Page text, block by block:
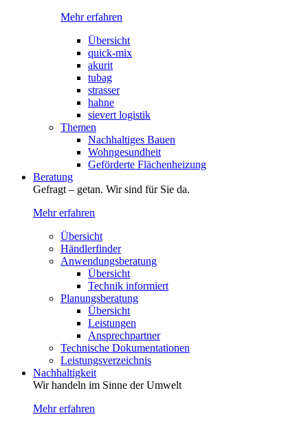
Mehr erfahren
Übersicht
quick-mix
akurit
tubag
strasser
hahne
sievert logistik
Themen
Nachhaltiges Bauen
Wohngesundheit
Geförderte Flächenheizung
Beratung
Gefragt – getan. Wir sind für Sie da.
Mehr erfahren
Übersicht
Händlerfinder
Anwendungsberatung
Übersicht
Technik informiert
Planungsberatung
Übersicht
Leistungen
Ansprechpartner
Technische Dokumentationen
Leistungsverzeichnis
Nachhaltigkeit
Wir handeln im Sinne der Umwelt
Mehr erfahren